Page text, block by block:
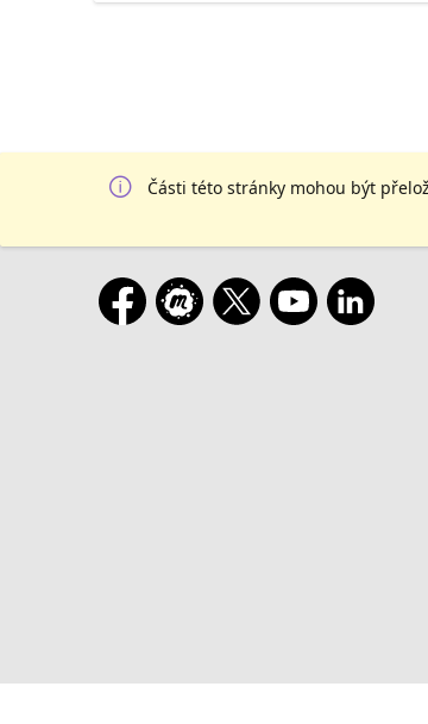
Části této stránky mohou být